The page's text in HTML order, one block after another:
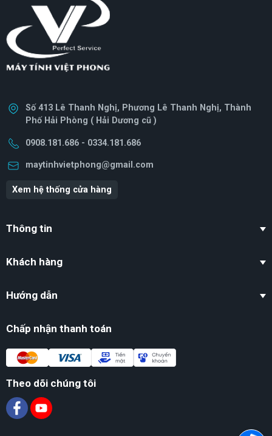
Số 413 Lê Thanh Nghị, Phương Lê Thanh Nghị, Thành
Phố Hải Phòng ( Hải Dương cũ )
0908.181.686 - 0334.181.686
maytinhvietphong@gmail.com
Xem hệ thống cửa hàng
Thông tin
Khách hàng
Hướng dẫn
Chấp nhận thanh toán
Theo dõi chúng tôi